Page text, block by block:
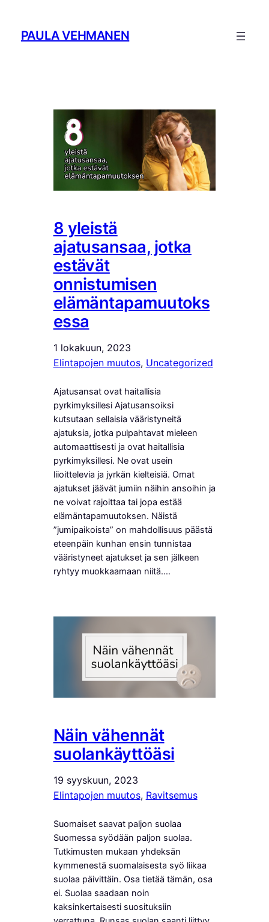
PAULA VEHMANEN
8 yleistä
ajatusansaa, jotka
estävät
onnistumisen
elämäntapamuutoks
essa
1 lokakuun, 2023
Elintapojen muutos, Uncategorized
Ajatusansat ovat haitallisia
pyrkimyksillesi Ajatusansoiksi
kutsutaan sellaisia vääristyneitä
ajatuksia, jotka pulpahtavat mieleen
automaattisesti ja ovat haitallisia
pyrkimyksillesi. Ne ovat usein
liioittelevia ja jyrkän kielteisiä. Omat
ajatukset jäävät jumiin näihin ansoihin ja
ne voivat rajoittaa tai jopa estää
elämäntapamuutoksen. Näistä
”jumipaikoista” on mahdollisuus päästä
eteenpäin kunhan ensin tunnistaa
vääristyneet ajatukset ja sen jälkeen
ryhtyy muokkaamaan niitä.…
Näin vähennät
suolankäyttöäsi
19 syyskuun, 2023
Elintapojen muutos, Ravitsemus
Suomaiset saavat paljon suolaa
Suomessa syödään paljon suolaa.
Tutkimusten mukaan yhdeksän
kymmenestä suomalaisesta syö liikaa
suolaa päivittäin. Osa tietää tämän, osa
ei. Suolaa saadaan noin
kaksinkertaisesti suosituksiin